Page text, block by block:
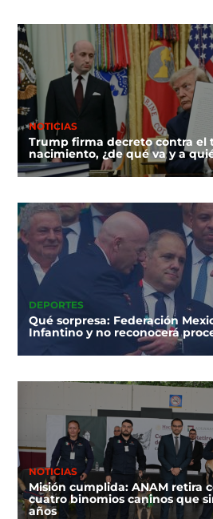
NOTICIAS
Trump firma decreto contra el
nacimiento, ¿de qué va y a
DEPORTES
Qué sorpresa: Federación
Infantino y no reconocerá
NOTICIAS
Misión cumplida: ANAM retira
cuatro binomios caninos que
años